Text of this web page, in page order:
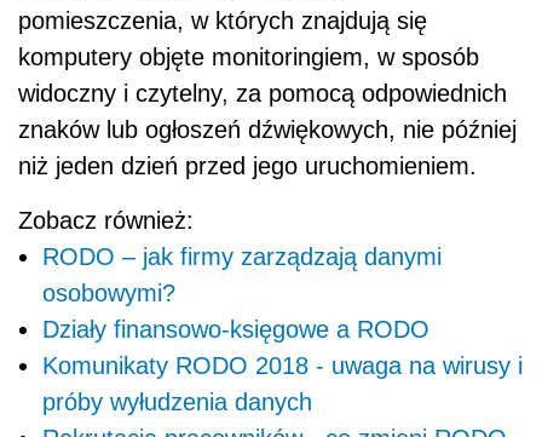
pomieszczenia, w których znajdują się
komputery objęte monitoringiem, w sposób
widoczny i czytelny, za pomocą odpowiednich
znaków lub ogłoszeń dźwiękowych, nie później
niż jeden dzień przed jego uruchomieniem.
Zobacz również:
RODO – jak firmy zarządzają danymi
osobowymi?
Działy finansowo-księgowe a RODO
Komunikaty RODO 2018 - uwaga na wirusy i
próby wyłudzenia danych